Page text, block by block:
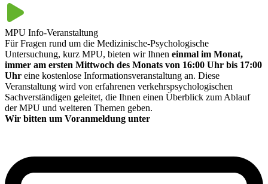
MPU Info-Veranstaltung
Für Fragen rund um die Medizinische-Psychologische
Untersuchung, kurz MPU, bieten wir Ihnen einmal im Monat,
immer am ersten Mittwoch des Monats von 16:00 Uhr bis 17:00
Uhr eine kostenlose Informationsveranstaltung an. Diese
Veranstaltung wird von erfahrenen verkehrspsychologischen
Sachverständigen geleitet, die Ihnen einen Überblick zum Ablauf
der MPU und weiteren Themen geben.
Wir bitten um Voranmeldung unter